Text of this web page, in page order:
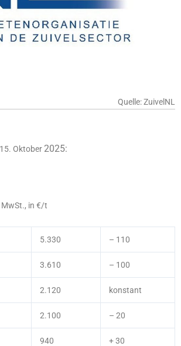
Quelle: ZuivelNL
Oktober2025:
MwSt., in €/t
5.330 – 110
3.610 – 100
2.120 konstant
2.100 – 20
940 + 30